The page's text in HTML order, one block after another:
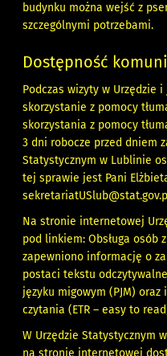
budynku można wejść z
szczególnymi potrzebami.
Dostępność
Podczas wizyty w Urzędzie
skorzystanie z pomocy
skorzystania z pomocy
3 dni robocze przed dniem
Statystycznym w Lublinie
tej sprawie jest Pani
Na stronie internetowej
pod linkiem: Obsługa osób
zapewniono informację o
postaci tekstu
języku migowym (PJM)
czytania (ETR – easy to
W Urzędzie Statystycznym